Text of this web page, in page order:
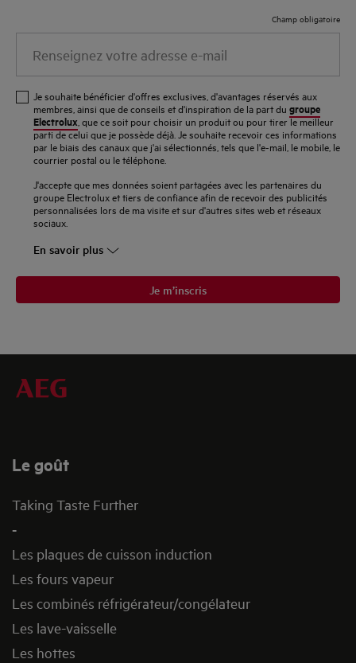
Champ obligatoire
votre
e-
mail
Je souhaite bénéficier d'offres exclusives, d'avantages réservés aux
membres, ainsi que de conseils et d'inspiration de la part du groupe
Electrolux , que ce soit pour choisir un produit ou pour tirer le meilleur
parti de celui que je possède déjà. Je souhaite recevoir ces informations
par le biais des canaux que j'ai sélectionnés, tels que l'e-mail, le mobile, le
courrier postal ou le téléphone.
J'accepte que mes données soient partagées avec les partenaires du
groupe Electrolux et tiers de confiance afin de recevoir des publicités
personnalisées lors de ma visite et sur d'autres sites web et réseaux
sociaux.
En savoir plus
Je m’inscris
Le goût
Taking Taste Further
-
Les plaques de cuisson induction
Les fours vapeur
Les combinés réfrigérateur/congélateur
Les lave-vaisselle
Les hottes